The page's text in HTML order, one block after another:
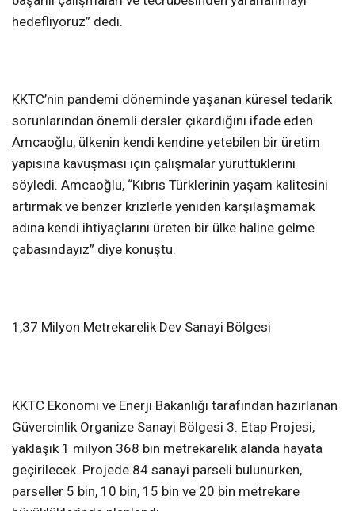
hedefliyoruz” dedi.
KKTC’nin pandemi döneminde yaşanan küresel tedarik
sorunlarından önemli dersler çıkardığını ifade eden
Amcaoğlu, ülkenin kendi kendine yetebilen bir üretim
yapısına kavuşması için çalışmalar yürüttüklerini
söyledi. Amcaoğlu, “Kıbrıs Türklerinin yaşam kalitesini
artırmak ve benzer krizlerle yeniden karşılaşmamak
adına kendi ihtiyaçlarını üreten bir ülke haline gelme
çabasındayız” diye konuştu.
1,37 Milyon Metrekarelik Dev Sanayi Bölgesi
KKTC Ekonomi ve Enerji Bakanlığı tarafından hazırlanan
Güvercinlik Organize Sanayi Bölgesi 3. Etap Projesi,
yaklaşık 1 milyon 368 bin metrekarelik alanda hayata
geçirilecek. Projede 84 sanayi parseli bulunurken,
parseller 5 bin, 10 bin, 15 bin ve 20 bin metrekare